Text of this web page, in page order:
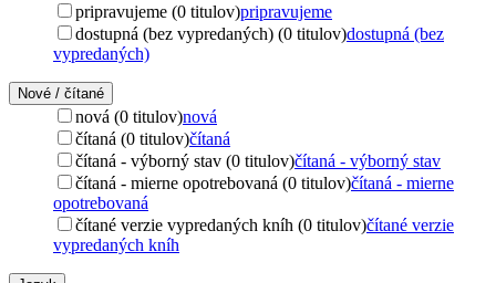
pripravujeme (0 titulov)pripravujeme
dostupná (bez vypredaných) (0 titulov)dostupná (bez
vypredaných)
Nové / čítané
nová (0 titulov)nová
čítaná (0 titulov)čítaná
čítaná - výborný stav (0 titulov)čítaná - výborný stav
čítaná - mierne opotrebovaná (0 titulov)čítaná - mierne
opotrebovaná
čítané verzie vypredaných kníh (0 titulov)čítané verzie
vypredaných kníh